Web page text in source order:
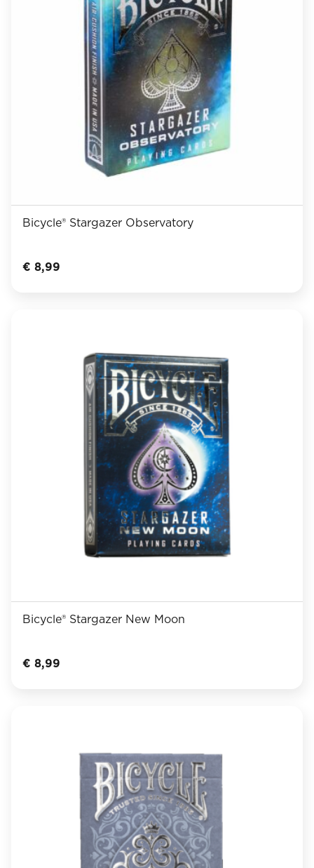
Bicycle® Stargazer Observatory
€ 8,99
Bicycle® Stargazer New Moon
€ 8,99